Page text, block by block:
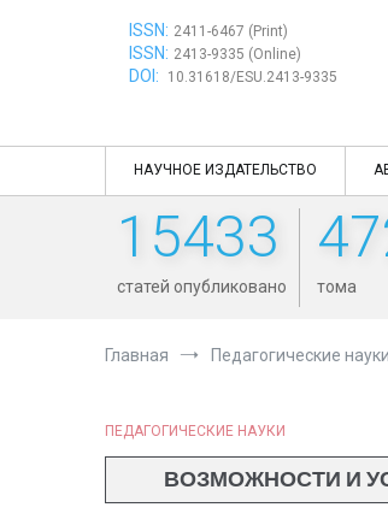
ISSN: 2411-6467 (Print)
ISSN: 2413-9335 (Online)
DOI: 10.31618/ESU.2413-9335
НАУЧНОЕ ИЗДАТЕЛЬСТВО
15433
статей опубликовано тома
Главная Педагогические науки
ПЕДАГОГИЧЕСКИЕ НАУКИ
ВОЗМОЖНОСТИ И